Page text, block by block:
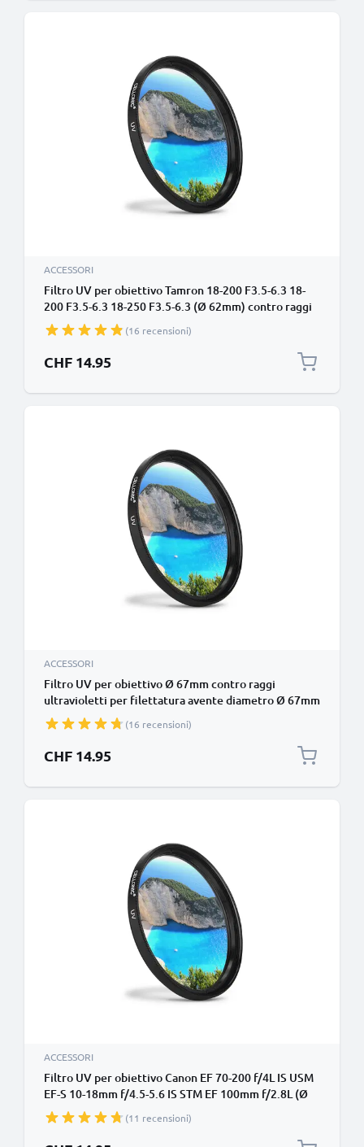
ACCESSORI
Filtro UV per obiettivo Tamron 18-200 F3.5-6.3 18-
200 F3.5-6.3 18-250 F3.5-6.3 (Ø 62mm) contro raggi
ultravioletti per filettatura avente diametro Ø 62mm
Vetro, protezione delle lente fotocamera
(16 recensioni)
CHF 14.95
ACCESSORI
Filtro UV per obiettivo Ø 67mm contro raggi
ultravioletti per filettatura avente diametro Ø 67mm
Vetro, protezione delle lente fotocamera
(16 recensioni)
CHF 14.95
ACCESSORI
Filtro UV per obiettivo Canon EF 70-200 f/4L IS USM
EF-S 10-18mm f/4.5-5.6 IS STM EF 100mm f/2.8L (Ø
67mm) contro raggi ultravioletti per filettatura
avente diametro Ø 67mm Vetro, protezione delle
lente fotocamera
(11 recensioni)